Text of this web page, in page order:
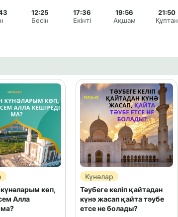
12:25
Бесін
17:36
Екінті
19:56
Ақшам
21:50
Құптан
көп,
Алла
ма?
Күнәлар
Тәубеге келіп қайтадан
күнә жасап қайта тәубе
етсе не болады?